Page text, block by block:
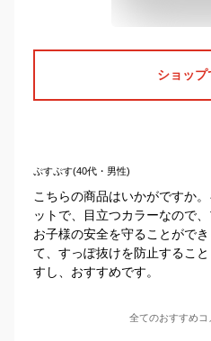
ショップ
ぷすぷす(40代・男性)
こちらの商品はいかがですか
ットで、目立つカラーなので
お子様の安全を守ることがで
て、すっぽ抜けを防止するこ
すし、おすすめです。
全てのおすすめコ